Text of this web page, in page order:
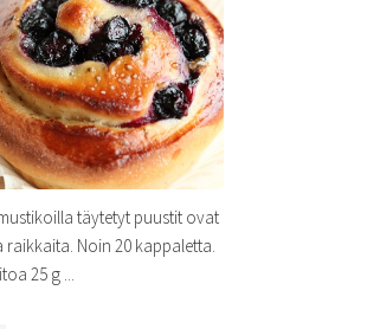
täytetyt puustit ovat
raikkaita. Noin 20 kappaletta.
25 g ...